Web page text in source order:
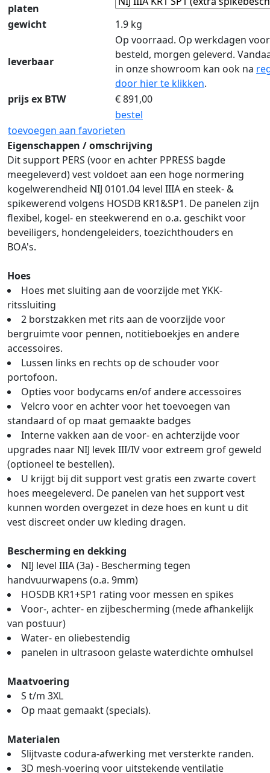
platen
gewicht
1.9 kg
leverbaar
Op voorraad. Op werkdagen
besteld, morgen geleverd.
in onze showroom kan ook na
door hier te klikken.
prijs ex BTW
€891,00
bestel
toevoegen aan favorieten
Eigenschappen / omschrijving
Dit support PERS (voor en achter PPRESS bagde
meegeleverd) vest voldoet aan een hoge normering
kogelwerendheid NIJ 0101.04 level IIIA en steek- &
spikewerend volgens HOSDB KR1&SP1. De panelen zijn
flexibel, kogel- en steekwerend en o.a. geschikt voor
beveiligers, hondengeleiders, toezichthouders en
BOA's.
Hoes
Hoes met sluiting aan de voorzijde met YKK-
ritssluiting
2 borstzakken met rits aan de voorzijde voor
bergruimte voor pennen, notitieboekjes en andere
accessoires.
Lussen links en rechts op de schouder voor
portofoon.
Opties voor bodycams en/of andere accessoires
Velcro voor en achter voor het toevoegen van
standaard of op maat gemaakte badges
Interne vakken aan de voor- en achterzijde voor
upgrades naar NIJ levek III/IV voor extreem grof geweld
(optioneel te bestellen).
U krijgt bij dit support vest gratis een zwarte covert
hoes meegeleverd. De panelen van het support vest
kunnen worden overgezet in deze hoes en kunt u dit
vest discreet onder uw kleding dragen.
Bescherming en dekking
NIJ level IIIA (3a) - Bescherming tegen
handvuurwapens (o.a. 9mm)
HOSDB KR1+SP1 rating voor messen en spikes
Voor-, achter- en zijbescherming (mede afhankelijk
van postuur)
Water- en oliebestendig
panelen in ultrasoon gelaste waterdichte omhulsel
Maatvoering
S t/m 3XL
Op maat gemaakt (specials).
Materialen
Slijtvaste codura-afwerking met versterkte randen.
3D mesh-voering voor uitstekende ventilatie